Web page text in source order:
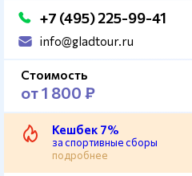
+7 (495) 225-99-41
info@gladtour.ru
Стоимость
от 1 800 ₽
Кешбек 7%
за спортивные сборы
подробнее